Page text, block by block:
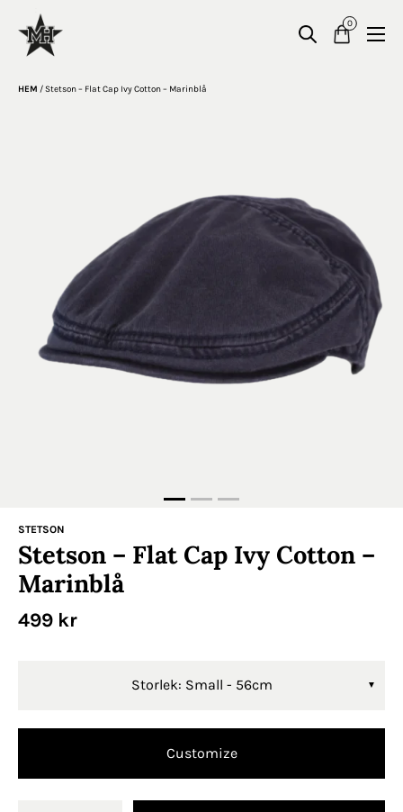
0
HEM /Stetson – Flat Cap Ivy Cotton – Marinblå
STETSON
Stetson – Flat Cap Ivy Cotton –
Marinblå
499 kr
Storlek: Small - 56cm
Customize